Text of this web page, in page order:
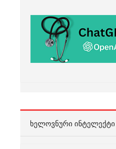
ᲮᲔᲚᲝᲕᲜᲣᲠᲘ ᲘᲜᲢᲔᲚᲔᲥᲢᲘ